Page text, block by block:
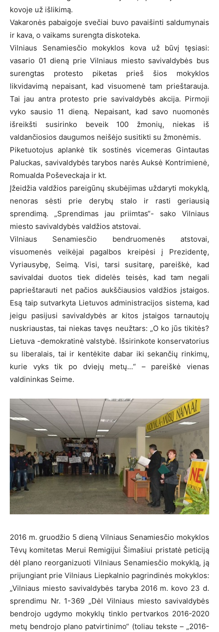
kovoje už išlikimą.
Vakaronės pabaigoje svečiai buvo pavaišinti saldumynais
ir kava, o vaikams surengta diskoteka.
Vilniaus Senamiesčio mokyklos kova už būvį tęsiasi:
vasario 01 dieną prie Vilniaus miesto savivaldybės bus
surengtas protesto piketas prieš šios mokyklos
likvidavimą nepaisant, kad visuomenė tam prieštarauja.
Tai jau antra protesto prie savivaldybės akcija. Pirmoji
vyko sausio 11 dieną. Nepaisant, kad savo nuomonės
išreikšti susirinko beveik 100 žmonių, niekas iš
valdančiosios daugumos neišėjo susitikti su žmonėmis.
Piketuotojus aplankė tik sostinės vicemeras Gintautas
Paluckas, savivaldybės tarybos narės Auksė Kontrimienė,
Romualda Poševeckaja ir kt.
Įžeidžia valdžios pareigūnų skubėjimas uždaryti mokyklą,
nenoras sėsti prie derybų stalo ir rasti geriausią
sprendimą. „Sprendimas jau priimtas“- sako Vilniaus
miesto savivaldybės valdžios atstovai.
Vilniaus Senamiesčio bendruomenės atstovai,
visuomenės veikėjai pagalbos kreipėsi į Prezidentę,
Vyriausybę, Seimą. Visi, tarsi susitarę, pareiškė, kad
savivaldai duotos tiek didelės teisės, kad tam negali
paprieštarauti net pačios aukščiausios valdžios įstaigos.
Esą taip sutvarkyta Lietuvos administracijos sistema, kad
jeigu pasijusi savivaldybės ar kitos įstaigos tarnautojų
nuskriaustas, tai niekas tavęs neužtars: „O ko jūs tikitės?
Lietuva -demokratinė valstybė. Išsirinkote konservatorius
su liberalais, tai ir kentėkite dabar iki sekančių rinkimų,
kurie vyks tik po dviejų metų…“ – pareiškė vienas
valdininkas Seime.
2016 m. gruodžio 5 dieną Vilniaus Senamiesčio mokyklos
Tėvų komitetas Merui Remigijui Šimašiui pristatė peticiją
dėl plano reorganizuoti Vilniaus Senamiesčio mokyklą, ją
prijungiant prie Vilniaus Liepkalnio pagrindinės mokyklos:
„Vilniaus miesto savivaldybės taryba 2016 m. kovo 23 d.
sprendimu Nr. 1-369 „Dėl Vilniaus miesto savivaldybės
bendrojo ugdymo mokyklų tinklo pertvarkos 2016-2020
metų bendrojo plano patvirtinimo“ (toliau tekste – „2016-